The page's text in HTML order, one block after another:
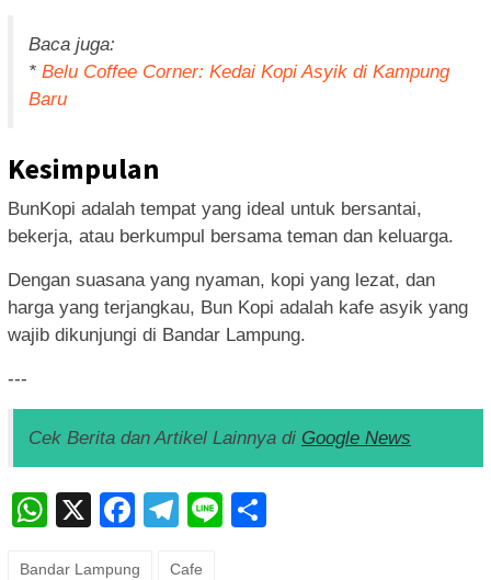
Baca juga:
* Belu Coffee Corner: Kedai Kopi Asyik di Kampung
Baru
Kesimpulan
BunKopi adalah tempat yang ideal untuk bersantai,
bekerja, atau berkumpul bersama teman dan keluarga.
Dengan suasana yang nyaman, kopi yang lezat, dan
harga yang terjangkau, Bun Kopi adalah kafe asyik yang
wajib dikunjungi di Bandar Lampung.
---
Cek Berita dan Artikel Lainnya di Google News
WhatsApp
X Facebook
Telegram
Line
Bandar Lampung Cafe